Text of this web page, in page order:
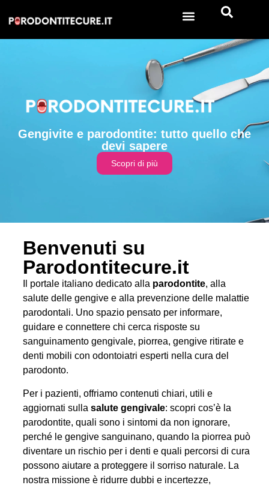
Gengivite e parodontite: tutto quello che
devi sapere
Scopri di più
Benvenuti su
Parodontitecure.it
Il portale italiano dedicato alla parodontite, alla
salute delle gengive e alla prevenzione delle malattie
parodontali. Uno spazio pensato per informare,
guidare e connettere chi cerca risposte su
sanguinamento gengivale, piorrea, gengive ritirate e
denti mobili con odontoiatri esperti nella cura del
parodonto.
Per i pazienti, offriamo contenuti chiari, utili e
aggiornati sullasalute gengivale: scopri cos’è la
parodontite, quali sono i sintomi da non ignorare,
perché le gengive sanguinano, quando la piorrea può
diventare un rischio per i denti e quali percorsi di cura
possono aiutare a proteggere il sorriso naturale. La
nostra missione è ridurre dubbi e incertezze,